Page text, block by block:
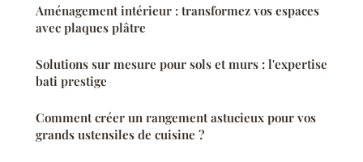
Aménagement intérieur : transformez vos espaces
avec plaques plâtre
Solutions sur mesure pour sols et murs : l'expertise
bati prestige
Comment créer un rangement astucieux pour vos
grands ustensiles de cuisine ?